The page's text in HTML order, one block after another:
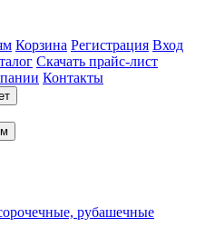
Корзина Регистрация Вход
Скачать прайс-лист
Контакты
рубашечные